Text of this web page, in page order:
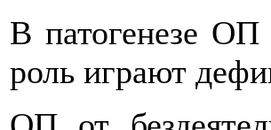
В патогенезе
роль играют